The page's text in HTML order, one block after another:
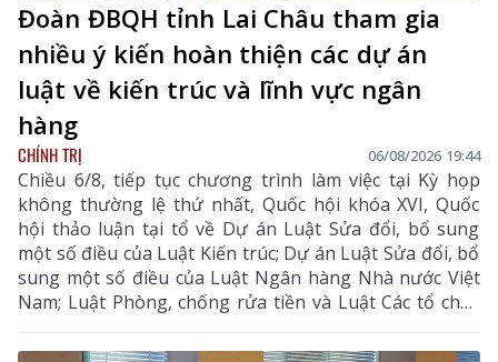
Đoàn ĐBQH tỉnh Lai Châu tham gia
nhiều ý kiến hoàn thiện các dự án
luật về kiến trúc và lĩnh vực ngân
hàng
CHÍNH TRỊ 06/08/2026 19:44
Chiều 6/8, tiếp tục chương trình làm việc tại Kỳ họp
không thường lệ thứ nhất, Quốc hội khóa XVI, Quốc
hội thảo luận tại tổ về Dự án Luật Sửa đổi, bổ sung
một số điều của Luật Kiến trúc; Dự án Luật Sửa đổi, bổ
sung một số điều của Luật Ngân hàng Nhà nước Việt
Nam; Luật Phòng, chống rửa tiền và Luật Các tổ chức
tín dụng; Dự thảo Nghị quyết của Quốc hội về công tác
phòng, chống tội phạm và vi phạm pháp luật, công tác